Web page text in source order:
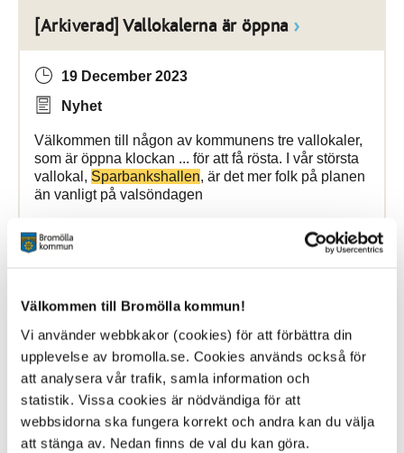
Välkommen till Bromölla kommun!
Vi använder webbkakor (cookies) för att förbättra din
upplevelse av bromolla.se. Cookies används också för
att analysera vår trafik, samla information och
statistik. Vissa cookies är nödvändiga för att
webbsidorna ska fungera korrekt och andra kan du välja
att stänga av. Nedan finns de val du kan göra.
[Arkiverad] Vallokalerna är öppna
19 December 2023
Nyhet
Välkommen till någon av kommunens tre vallokaler,
som är öppna klockan ... för att få rösta. I vår största
vallokal, Sparbankshallen, är det mer folk på planen
än vanligt på valsöndagen
[Arkiverad] Vårens jobb- och
utbildningsmässa i Bromölla
25 March 2024
Torsdagen den 8 februari, klockan 10–12 bjuder